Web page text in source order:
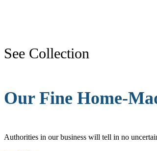
See Collection
Our Fine Home-
Authorities in our business will tell in no